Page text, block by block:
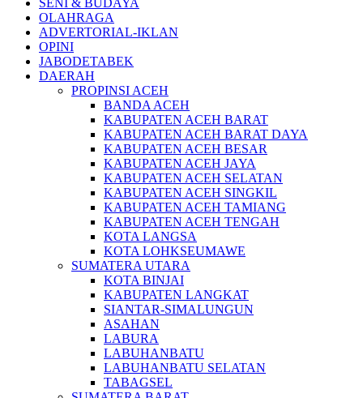
SENI & BUDAYA
OLAHRAGA
ADVERTORIAL-IKLAN
OPINI
JABODETABEK
DAERAH
PROPINSI ACEH
BANDA ACEH
KABUPATEN ACEH BARAT
KABUPATEN ACEH BARAT DAYA
KABUPATEN ACEH BESAR
KABUPATEN ACEH JAYA
KABUPATEN ACEH SELATAN
KABUPATEN ACEH SINGKIL
KABUPATEN ACEH TAMIANG
KABUPATEN ACEH TENGAH
KOTA LANGSA
KOTA LOHKSEUMAWE
SUMATERA UTARA
KOTA BINJAI
KABUPATEN LANGKAT
SIANTAR-SIMALUNGUN
ASAHAN
LABURA
LABUHANBATU
LABUHANBATU SELATAN
TABAGSEL